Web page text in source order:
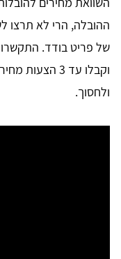
ההובלה, הרי לא תרצו
של פריט בודד. התקשרו
וקבלו עד 3
ולחסוך.